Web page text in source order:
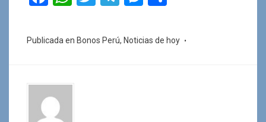
ce
o
k
at
p
tt
e
se m
Publicada en Bonos Perú, Noticias de hoy